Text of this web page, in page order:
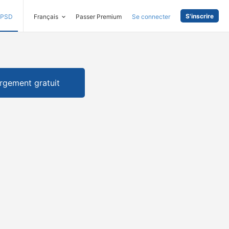
PSD Français Passer Premium Se connecter S'inscrire
gratuit